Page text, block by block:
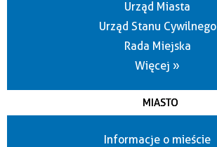
Urząd Miasta
Urząd Stanu Cywilnego
Rada Miejska
Więcej »
MIASTO
Informacje o mieście